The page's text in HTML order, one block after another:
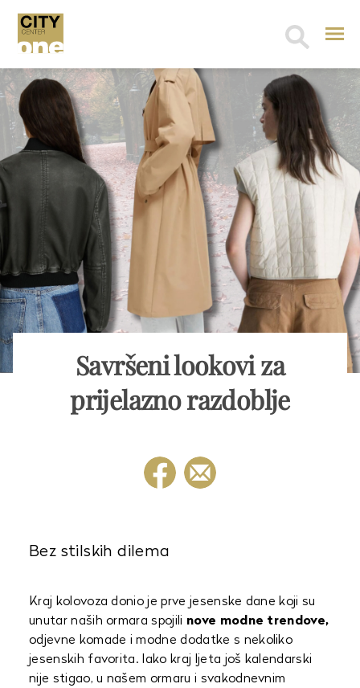
Search
Savršeni lookovi za
prijelazno razdoblje
Bez stilskih dilema
Kraj kolovoza donio je prve jesenske dane koji su
unutar naših ormara spojili nove modne trendove,
odjevne komade i modne dodatke s nekoliko
jesenskih favorita. Iako kraj ljeta još kalendarski
nije stigao, u našem ormaru i svakodnevnim